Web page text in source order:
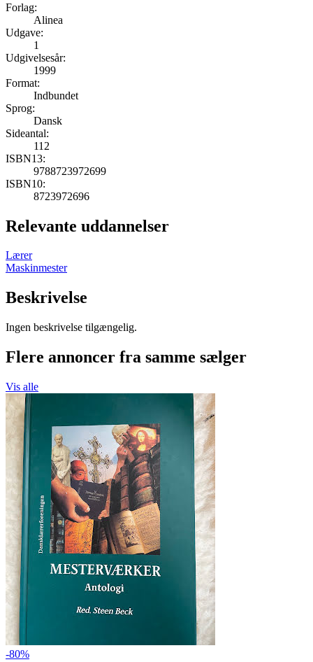
Forlag:
Alinea
Udgave:
1
Udgivelsesår:
1999
Format:
Indbundet
Sprog:
Dansk
Sideantal:
112
ISBN13:
9788723972699
ISBN10:
8723972696
Relevante uddannelser
Lærer
Maskinmester
Beskrivelse
Ingen beskrivelse tilgængelig.
Flere annoncer fra samme sælger
Vis alle
-80%